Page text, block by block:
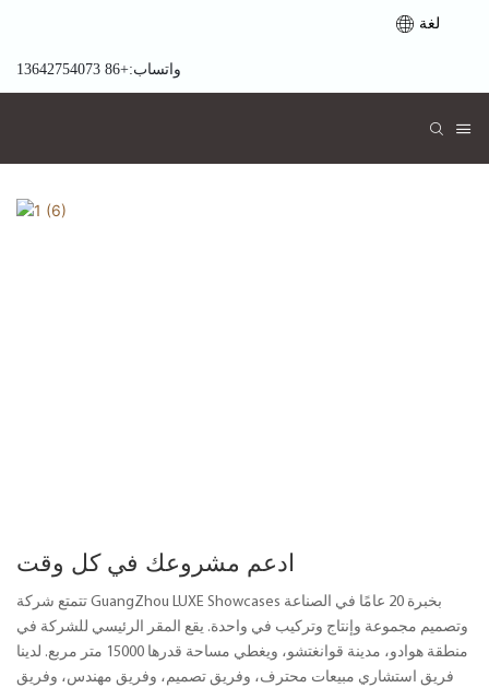
لغة
واتساب:+86 13642754073
ادعم مشروعك في كل وقت
تتمتع شركة GuangZhou LUXE Showcases بخبرة 20 عامًا في الصناعة
وتصميم مجموعة وإنتاج وتركيب في واحدة. يقع المقر الرئيسي للشركة في
منطقة هوادو، مدينة قوانغتشو، ويغطي مساحة قدرها 15000 متر مربع. لدينا
فريق استشاري مبيعات محترف، وفريق تصميم، وفريق مهندس، وفريق